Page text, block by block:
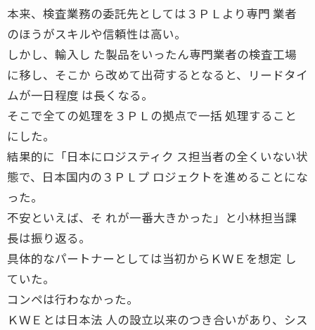
本来、検査業務の委託先としては３ＰＬより専門 業者
のほうがスキルや信頼性は高い。
しかし、輸入し た製品をいったん専門業者の検査工場
に移し、そこか ら改めて出荷するとなると、リードタイ
ムが一日程度 は長くなる。
そこで全ての処理を３ＰＬの拠点で一括 処理すること
にした。
結果的に「日本にロジスティク ス担当者の全くいない状
態で、日本国内の３ＰＬプ ロジェクトを進めることにな
った。
不安といえば、そ れが一番大きかった」と小林担当課
長は振り返る。
具体的なパートナーとしては当初からＫＷＥを想定 し
ていた。
コンペは行わなかった。
ＫＷＥとは日本法 人の設立以来のつき合いがあり、シス